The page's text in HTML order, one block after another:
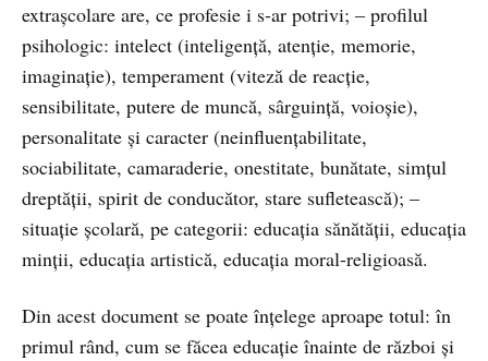
extrașcolare are, ce profesie i s-ar potrivi; – profilul
psihologic: intelect (inteligență, atenție, memorie,
imaginație), temperament (viteză de reacție,
sensibilitate, putere de muncă, sârguință, voioșie),
personalitate și caracter (neinfluențabilitate,
sociabilitate, camaraderie, onestitate, bunătate, simțul
dreptății, spirit de conducător, stare sufletească); –
situație școlară, pe categorii: educația sănătății, educația
minții, educația artistică, educația moral-religioasă.
Din acest document se poate înțelege aproape totul: în
primul rând, cum se făcea educație înainte de război și